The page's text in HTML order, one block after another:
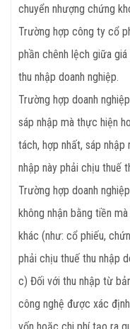
chuyển nhượng chứng
Trường hợp công ty cổ
phần chênh lệch giữa
thu nhập doanh nghiệp.
Trường hợp doanh
sáp nhập mà thực hiện
tách, hợp nhất, sáp nhập
nhập này phải chịu thuế
Trường hợp doanh
không nhận bằng tiền
khác (như: cổ phiếu,
phải chịu thuế thu nhập
c) Đối với thu nhập từ
công nghệ được xác